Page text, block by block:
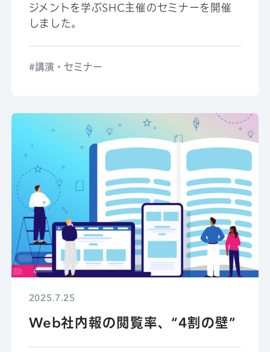
ジメントを学ぶSHC主催のセミナーを開催
しました。
講演・セミナー
2025.7.25
Web社内報の閲覧率、“4割の壁”